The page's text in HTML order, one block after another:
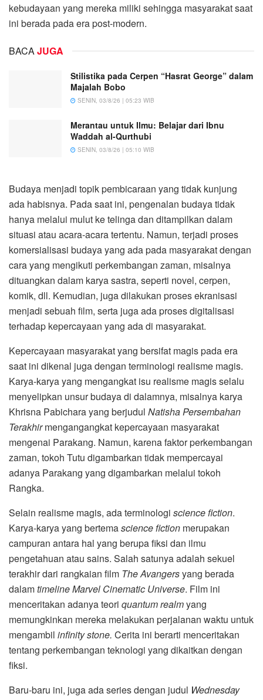
kebudayaan yang mereka miliki sehingga masyarakat saat
ini berada pada era post-modern.
BACAJUGA
Stilistika pada Cerpen “Hasrat George” dalam
Majalah Bobo
SENIN, 03/8/26 | 05:23 WIB
Merantau untuk Ilmu: Belajar dari Ibnu
Waddah al-Qurthubi
SENIN, 03/8/26 | 05:10 WIB
Budaya menjadi topik pembicaraan yang tidak kunjung
ada habisnya. Pada saat ini, pengenalan budaya tidak
hanya melalui mulut ke telinga dan ditampilkan dalam
situasi atau acara-acara tertentu. Namun, terjadi proses
komersialisasi budaya yang ada pada masyarakat dengan
cara yang mengikuti perkembangan zaman, misalnya
dituangkan dalam karya sastra, seperti novel, cerpen,
komik, dll. Kemudian, juga dilakukan proses ekranisasi
menjadi sebuah film, serta juga ada proses digitalisasi
terhadap kepercayaan yang ada di masyarakat.
Kepercayaan masyarakat yang bersifat magis pada era
saat ini dikenal juga dengan terminologi realisme magis.
Karya-karya yang mengangkat isu realisme magis selalu
menyelipkan unsur budaya di dalamnya, misalnya karya
Khrisna Pabichara yang berjudul Natisha Persembahan
Terakhirmengangangkat kepercayaan masyarakat
mengenai Parakang. Namun, karena faktor perkembangan
zaman, tokoh Tutu digambarkan tidak mempercayai
adanya Parakang yang digambarkan melalui tokoh
Rangka.
Selain realisme magis, ada terminologi science fiction.
Karya-karya yang bertemascience fiction merupakan
campuran antara hal yang berupa fiksi dan ilmu
pengetahuan atau sains. Salah satunya adalah sekuel
terakhir dari rangkaian film The Avangersyang berada
dalamtimeline Marvel Cinematic Universe. Film ini
menceritakan adanya teori quantum realmyang
memungkinkan mereka melakukan perjalanan waktu untuk
mengambil infinity stone. Cerita ini berarti menceritakan
tentang perkembangan teknologi yang dikaitkan dengan
fiksi.
Baru-baru ini, juga ada series dengan judul Wednesday